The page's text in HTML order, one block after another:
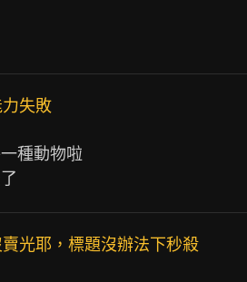
失敗
種動物啦
光耶，標題沒辦法下秒殺